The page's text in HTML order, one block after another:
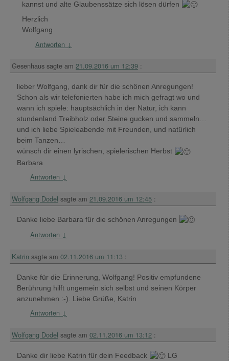
kannst und alte Glaubenssätze sich lösen dürfen
Herzlich
Wolfgang
Antworten ↓
Gesenhaus sagte am 21.09.2016 um 12:39 :
lieber Wolfgang, dank dir für die schönen Anregungen!
Schon als wir telefonierten habe ich mich gefragt wo und
wann ich spiele: hauptsächlich in der Natur, ich kann
stundenland Treibholz oder Steine gucken und sammeln…
und ich liebe Spieleabende mit Freunden, und natürlich
beim Tanzen…
wünsch dir einen lyrischen, spielerischen Herbst
Barbara
Antworten ↓
Wolfgang Dodel sagte am 21.09.2016 um 12:45 :
Danke liebe Barbara für die schönen Anregungen
Antworten ↓
Katrin sagte am 02.11.2016 um 11:13 :
Danke für die Erinnerung, Wolfgang! Positiv empfundene
Berührung hilft ungemein sich selbst und seinen Körper
anzunehmen :-). Liebe Grüße, Katrin
Antworten ↓
Wolfgang Dodel sagte am 02.11.2016 um 13:12 :
Danke dir liebe Katrin für dein Feedback
LG